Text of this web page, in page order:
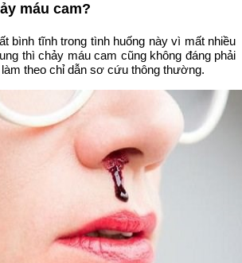
máu cam?
bình tĩnh trong tình huống này vì mất nhiều
thì chảy máu cam cũng không đáng phải
theo chỉ dẫn sơ cứu thông thường.